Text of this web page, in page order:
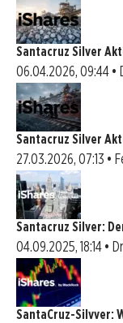
Santacruz Silver
06.04.2026, 09:44 •
Santacruz Silver
27.03.2026, 07:13 •
Santacruz Silver:
04.09.2025, 18:14 •
SantaCruz-Silvver: